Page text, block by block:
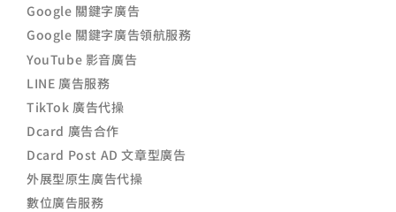
Google 關鍵字廣告
Google 關鍵字廣告領航服務
YouTube 影音廣告
LINE 廣告服務
TikTok 廣告代操
Dcard 廣告合作
Dcard Post AD 文章型廣告
外展型原生廣告代操
數位廣告服務